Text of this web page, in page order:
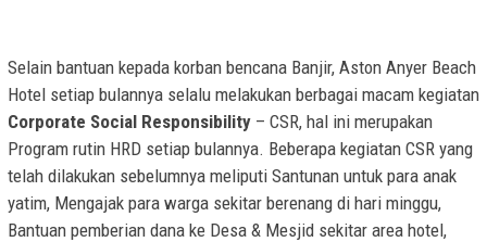
Selain bantuan kepada korban bencana Banjir, Aston Anyer Beach
Hotel setiap bulannya selalu melakukan berbagai macam kegiatan
Corporate Social Responsibility – CSR, hal ini merupakan
Program rutin HRD setiap bulannya. Beberapa kegiatan CSR yang
telah dilakukan sebelumnya meliputi Santunan untuk para anak
yatim, Mengajak para warga sekitar berenang di hari minggu,
Bantuan pemberian dana ke Desa & Mesjid sekitar area hotel,